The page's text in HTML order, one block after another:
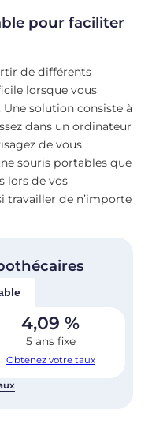
pour faciliter
de différents
lorsque vous
solution consiste à
dans un ordinateur
de vous
souris portables que
lors de vos
travailler de n’importe
4,09 %
5 ans fixe
Obtenez votre taux